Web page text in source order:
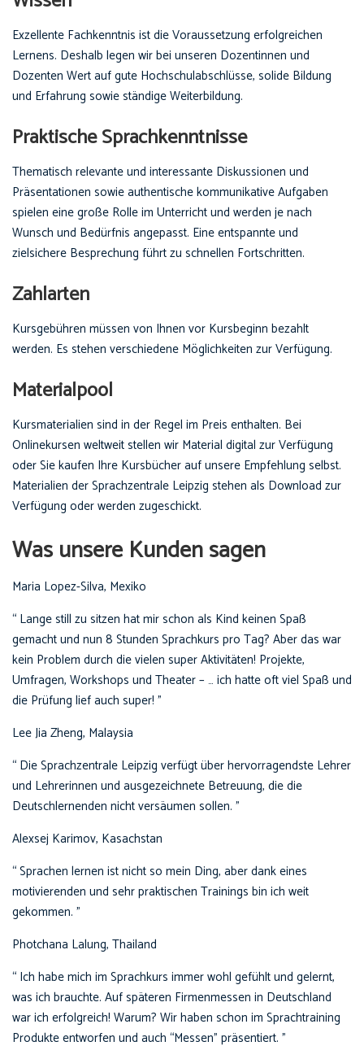
Exzellente Fachkenntnis ist die Voraussetzung erfolgreichen
Lernens. Deshalb legen wir bei unseren Dozentinnen und
Dozenten Wert auf gute Hochschulabschlüsse, solide Bildung
und Erfahrung sowie ständige Weiterbildung.
Praktische Sprachkenntnisse
Thematisch relevante und interessante Diskussionen und
Präsentationen sowie authentische kommunikative Aufgaben
spielen eine große Rolle im Unterricht und werden je nach
Wunsch und Bedürfnis angepasst. Eine entspannte und
zielsichere Besprechung führt zu schnellen Fortschritten.
Zahlarten
Kursgebühren müssen von Ihnen vor Kursbeginn bezahlt
werden. Es stehen verschiedene Möglichkeiten zur Verfügung.
Materialpool
Kursmaterialien sind in der Regel im Preis enthalten. Bei
Onlinekursen weltweit stellen wir Material digital zur Verfügung
oder Sie kaufen Ihre Kursbücher auf unsere Empfehlung selbst.
Materialien der Sprachzentrale Leipzig stehen als Download zur
Verfügung oder werden zugeschickt.
Was unsere Kunden sagen
Maria Lopez-Silva, Mexiko
“ Lange still zu sitzen hat mir schon als Kind keinen Spaß
gemacht und nun 8 Stunden Sprachkurs pro Tag? Aber das war
kein Problem durch die vielen super Aktivitäten! Projekte,
Umfragen, Workshops und Theater – … ich hatte oft viel Spaß und
die Prüfung lief auch super! ”
Lee Jia Zheng, Malaysia
“ Die Sprachzentrale Leipzig verfügt über hervorragendste Lehrer
und Lehrerinnen und ausgezeichnete Betreuung, die die
Deutschlernenden nicht versäumen sollen. ”
Alexsej Karimov, Kasachstan
“ Sprachen lernen ist nicht so mein Ding, aber dank eines
motivierenden und sehr praktischen Trainings bin ich weit
gekommen. ”
Photchana Lalung, Thailand
“ Ich habe mich im Sprachkurs immer wohl gefühlt und gelernt,
was ich brauchte. Auf späteren Firmenmessen in Deutschland
war ich erfolgreich! Warum? Wir haben schon im Sprachtraining
Produkte entworfen und auch “Messen” präsentiert. ”